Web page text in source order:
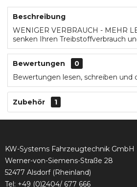
Beschreibung
WENIGER VERBRAUCH - MEHR
senken Ihren Treibstoffverbrauch
Bewertungen
0
Bewertungen lesen, schreiben und
Zubehör 1
KW-Systems Fahrzeugtechnik GmbH
Werner-von-Siemens-Straße 28
52477 Alsdorf (Rheinland)
Tel: +49 (0)2404/ 677 666